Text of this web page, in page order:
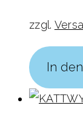
zzgl.
In